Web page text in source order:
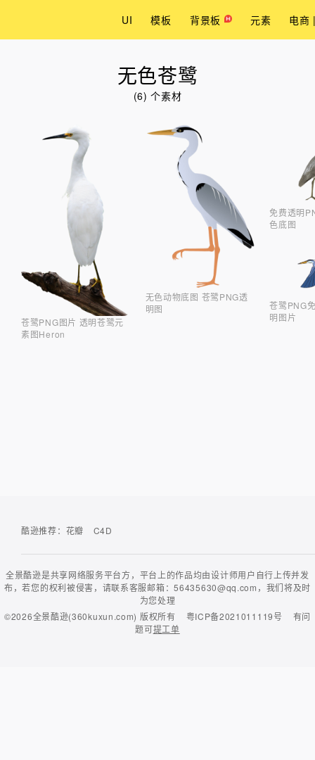
UI 模板 背景板 元素 电商
无色苍鹭
(6) 个素材
苍鹭PNG图片 透明苍鹭元
素图Heron
无色动物底图 苍鹭PNG透
明图
免费透明
色底图
苍鹭PNG
明图片
酷逊推荐： 花瓣 C4D
全景酷逊是共享网络服务平台方，平台上的作品均由设计师用户自行上传并发
布，若您的权利被侵害，请联系客服邮箱：56435630@qq.com，我们将及时
为您处理
©2026全景酷逊(360kuxun.com) 版权所有 粤ICP备2021011119号
有问
题可提工单